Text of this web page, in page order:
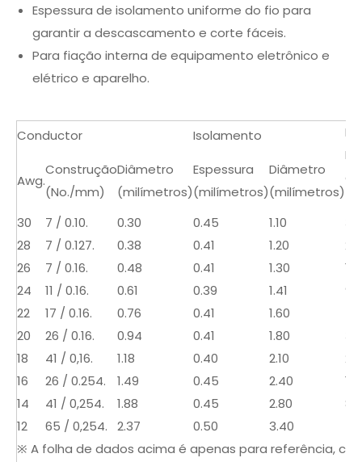
Espessura de isolamento uniforme do fio para
garantir a descascamento e corte fáceis.
Para fiação interna de equipamento eletrônico e
elétrico e aparelho.
Conductor Isolamento
a
Awg.
Construção
(No./mm)
Diâmetro
(milímetros)
Espessura
(milímetros)
Diâmetro
(milímetros)
30
7 / 0.10. 0.30 0.45 1.10
28
7 / 0.127. 0.38 0.41 1.20
26
7 / 0.16. 0.48 0.41 1.30
24
11 / 0.16. 0.61 0.39 1.41
22
17 / 0.16. 0.76 0.41 1.60
20
26 / 0.16. 0.94 0.41 1.80
18
41 / 0,16. 1.18 0.40 2.10
16
26 / 0.254. 1.49 0.45 2.40
14
41 / 0,254. 1.88 0.45 2.80
12
65 / 0,254. 2.37 0.50 3.40
※ A folha de dados acima é apenas para referência,